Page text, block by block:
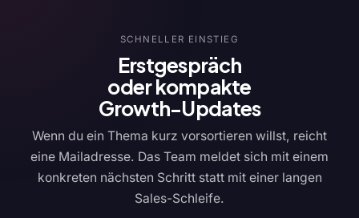
SCHNELLER EINSTIEG
Erstgespräch
oder kompakte
Growth-Updates
Wenn du ein Thema kurz vorsortieren willst, reicht
eine Mailadresse. Das Team meldet sich mit einem
konkreten nächsten Schritt statt mit einer langen
Sales-Schleife.